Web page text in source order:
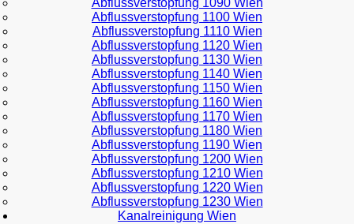
Abflussverstopfung 1090 Wien
Abflussverstopfung 1100 Wien
Abflussverstopfung 1110 Wien
Abflussverstopfung 1120 Wien
Abflussverstopfung 1130 Wien
Abflussverstopfung 1140 Wien
Abflussverstopfung 1150 Wien
Abflussverstopfung 1160 Wien
Abflussverstopfung 1170 Wien
Abflussverstopfung 1180 Wien
Abflussverstopfung 1190 Wien
Abflussverstopfung 1200 Wien
Abflussverstopfung 1210 Wien
Abflussverstopfung 1220 Wien
Abflussverstopfung 1230 Wien
Kanalreinigung Wien